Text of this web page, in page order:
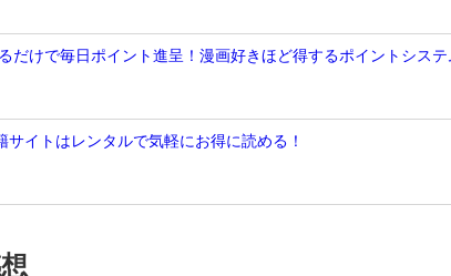
だけで毎日ポイント進呈！漫画好きほど得するポイントシステ
サイトはレンタルで気軽にお得に読める！